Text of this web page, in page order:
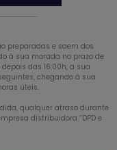
preparadas e saem dos
à sua morada no prazo de
das 16:00h, a sua
chegando à sua
úteis.
qualquer atraso durante
distribuidora “DPD e